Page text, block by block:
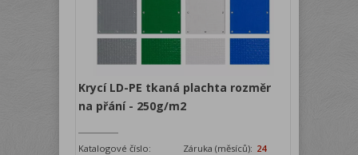
Krycí LD-PE tkaná plachta rozměr
na přání - 250g/m2
Katalogové číslo:
Záruka (měsíců): 24